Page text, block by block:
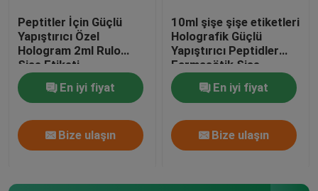
Peptitler İçin Güçlü
Yapıştırıcı Özel
Hologram 2ml Rulo
Şişe Etiketi
En iyi fiyat
Bize ulaşın
10ml şişe şişe etiketleri
Holografik Güçlü
Yapıştırıcı Peptidler
Farmasötik Şişe
Etiketleri 25x60mm
En iyi fiyat
Bize ulaşın